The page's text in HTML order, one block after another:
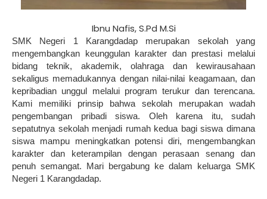
Ibnu Nafis, S.Pd M.Si
SMK Negeri 1 Karangdadap merupakan sekolah yang
mengembangkan keunggulan karakter dan prestasi melalui
bidang teknik, akademik, olahraga dan kewirausahaan
sekaligus memadukannya dengan nilai-nilai keagamaan, dan
kepribadian unggul melalui program terukur dan terencana.
Kami memiliki prinsip bahwa sekolah merupakan wadah
pengembangan pribadi siswa. Oleh karena itu, sudah
sepatutnya sekolah menjadi rumah kedua bagi siswa dimana
siswa mampu meningkatkan potensi diri, mengembangkan
karakter dan keterampilan dengan perasaan senang dan
penuh semangat. Mari bergabung ke dalam keluarga SMK
Negeri 1 Karangdadap.